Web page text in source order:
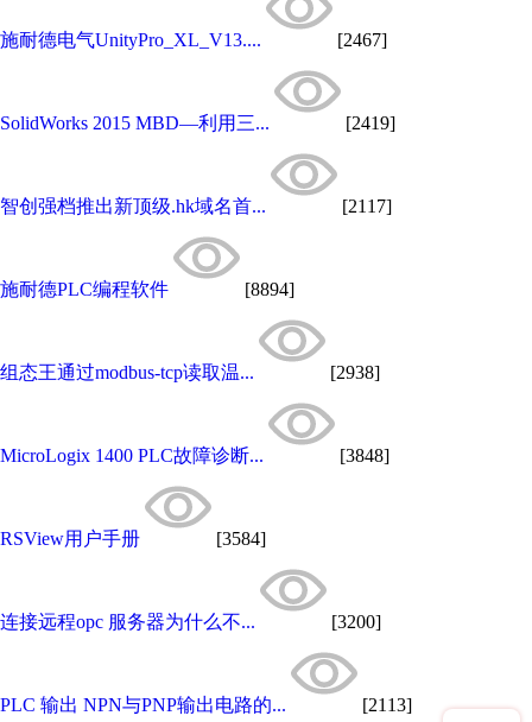
施耐德电气UnityPro_XL_V13.... [2467]
SolidWorks 2015 MBD—利用三... [2419]
智创强档推出新顶级.hk域名首... [2117]
施耐德PLC编程软件 [8894]
组态王通过modbus-tcp读取温... [2938]
MicroLogix 1400 PLC故障诊断... [3848]
RSView用户手册 [3584]
连接远程opc 服务器为什么不... [3200]
PLC 输出 NPN与PNP输出电路的... [2113]